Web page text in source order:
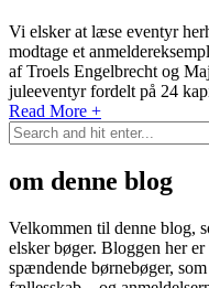
Vi elsker at læse eventyr
modtage et
af Troels Engelbrecht og
juleeventyr fordelt på 24
Read More +
om denne blog
Velkommen til denne blog,
elsker bøger. Bloggen her
spændende børnebøger,